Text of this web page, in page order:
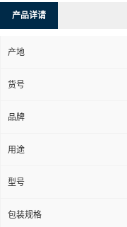
产品详请
产地
货号
品牌
用途
型号
包装规格